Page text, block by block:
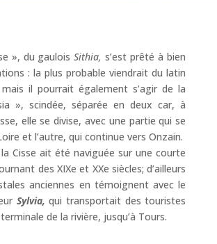
», du gauloisSithia,s’est prêté à bien
: la plus probable viendrait du latin
mais il pourrait également s’agir de la
», scindée, séparée en deux car, à
elle se divise, avec une partie qui se
et l’autre, qui continue vers Onzain.
Cisse ait été naviguée sur une courte
des XIXe et XXe siècles; d’ailleurs
anciennes en témoignent avec le
Sylvia,qui transportait des touristes
de la rivière, jusqu’à Tours.